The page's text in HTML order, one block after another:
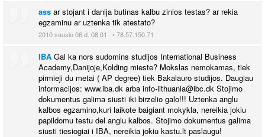
ass ar stojant i danija butinas kalbu zinios testas? ar rekia
egzaminu ar uztenka tik atestato?
2010 sausio 06 d. 08:01 • 78.57.150.71
IBA Gal ka nors sudomins studijos International Business
Academy,Danijoje,Kolding mieste? Mokslas nemokamas, tiek
pirmieji du metai ( AP degree) tiek Bakalauro studijos. Daugiau
informacijos: www.iba.dk arba info-lithuania@ibc.dk Stojimo
dokumentus galima siusti iki birzelio galo!!! Uztenka anglu
kalbos egzamino,kuri laikote baigiant mokykla, nereikia jokiu
papildomu testu del anglu kalbos. Stojimo dokumentus galima
siusti tiesiogiai i IBA, nereikia jokiu kastu.lt paslaugu!